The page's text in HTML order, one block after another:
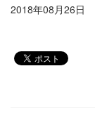
2018年08月26日